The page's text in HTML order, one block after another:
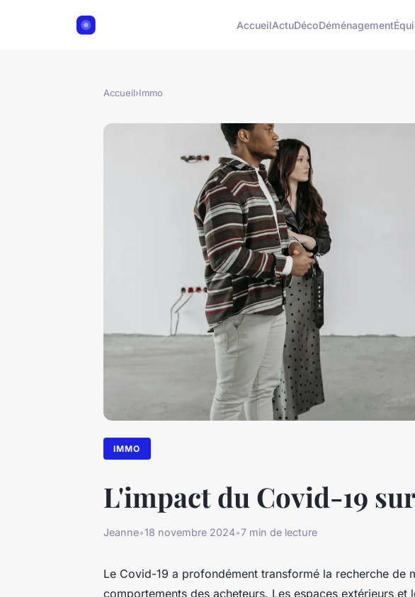
AccueilActuDécoDéménagement
Accueil›Immo
IMMO
L'impact du Covid-19
Jeanne•18 novembre 2024•7 min de lecture
Le Covid-19 a profondément transformé la recherche de
comportements des acheteurs. Les espaces extérieurs et